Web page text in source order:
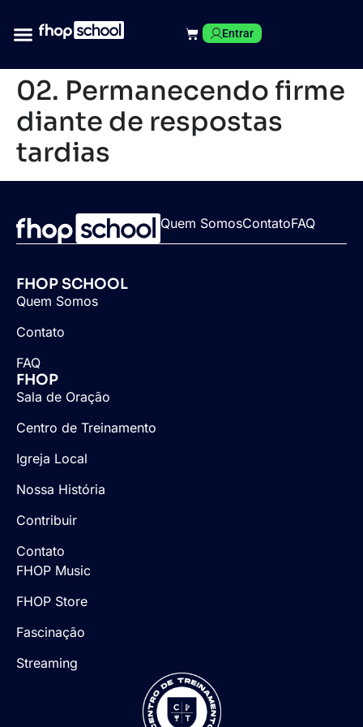
Entrar
02. Permanecendo firme
diante de respostas
tardias
Quem SomosContatoFAQ
FHOP SCHOOL
Quem Somos
Contato
FAQ
FHOP
Sala de Oração
Centro de Treinamento
Igreja Local
Nossa História
Contribuir
Contato
FHOP Music
FHOP Store
Fascinação
Streaming